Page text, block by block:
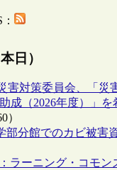
日）
害対策委員会、「災
成（2026年度）」を
）
部分館でのカビ被害
ラーニング・コモン